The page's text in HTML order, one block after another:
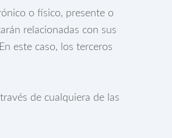
o físico, presente o
relacionadas con sus
este caso, los terceros
de cualquiera de las